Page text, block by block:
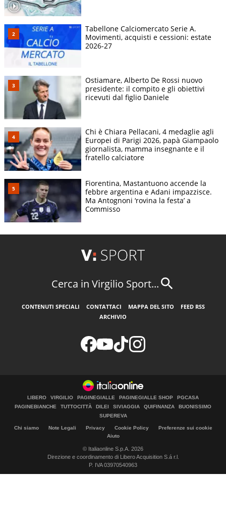
Tabellone Calciomercato Serie A.
Movimenti, acquisti e cessioni: estate
2026-27
Ostiamare, Alberto De Rossi nuovo
presidente: il compito e gli obiettivi
ricevuti dal figlio Daniele
Chi è Chiara Pellacani, 4 medaglie agli
Europei di Parigi 2026, papà Giampaolo
giornalista, mamma insegnante e il
fratello calciatore
Fiorentina, Mastantuono accende la
febbre argentina e Adani impazzisce.
Ma Antognoni ‘rovina la festa’ a
Commisso
Cerca in Virgilio Sport...
CONTENUTI SPECIALI CONTATTACI MAPPA DEL SITO
FEED RSS
ARCHIVIO
LIBERO VIRGILIO PAGINEGIALLE PAGINEGIALLE SHOP
PGCASA
PAGINEBIANCHE
TUTTOCITTÀ DILEI SIVIAGGIA QUIFINANZA
BUONISSIMO
SUPEREVA
Chi siamo Note Legali Privacy Cookie Policy
Preferenze sui cookie
Aiuto
© Italiaonline S.p.A. 2026
Direzione e coordinamento di Libero Acquisition S.á r.l.
P. IVA 03970540963